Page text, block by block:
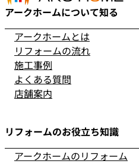
アークホームについて知る
アークホームとは
リフォームの流れ
施工事例
よくある質問
店舗案内
リフォームのお役立ち知識
アークホームのリフォーム